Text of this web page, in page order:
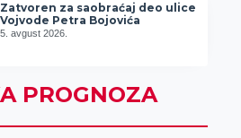
Zatvoren za saobraćaj deo ulice
Vojvode Petra Bojovića
5. avgust 2026.
PROGNOZA